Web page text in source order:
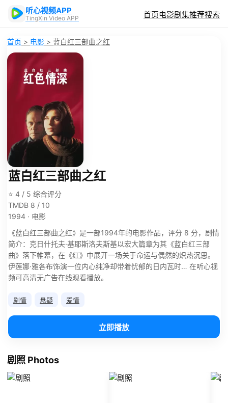
听心视频APP
TingXin Video APP 首页电影剧集推荐搜索
首页 > 电影 > 蓝白红三部曲之红
蓝白红三部曲之红
⭐ 4 / 5 综合评分
TMDB 8 / 10
1994 · 电影
《蓝白红三部曲之红》是一部1994年的电影作品，评分 8 分，剧情
简介：克日什托夫·基耶斯洛夫斯基以宏大篇章为其《蓝白红三部
曲》落下帷幕，在《红》中展开一场关于命运与偶然的炽热沉思。
伊莲娜·雅各布饰演一位内心纯净却带着忧郁的日内瓦时… 在听心视
频可高清无广告在线观看播放。
剧情 悬疑 爱情
立即播放
剧照 Photos